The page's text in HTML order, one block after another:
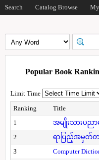
Search Catalog Browse
Popular Book
Limit Time
Ranking
Title
1
အမျိုးသားပညာ
2
ရာပြည့်အမှ
3
Computer